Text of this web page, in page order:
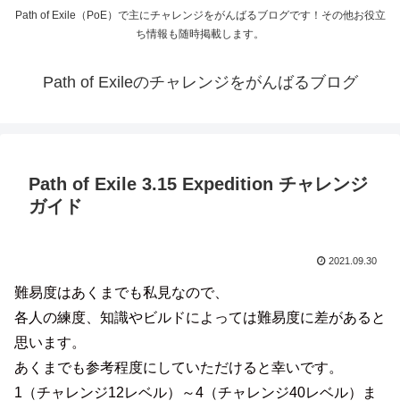
Path of Exile（PoE）で主にチャレンジをがんばるブログです！その他お役立
ち情報も随時掲載します。
Path of Exileのチャレンジをがんばるブログ
Path of Exile 3.15 Expedition チャレンジ
ガイド
2021.09.30
難易度はあくまでも私見なので、
各人の練度、知識やビルドによっては難易度に差があると
思います。
あくまでも参考程度にしていただけると幸いです。
1（チャレンジ12レベル）～4（チャレンジ40レベル）ま